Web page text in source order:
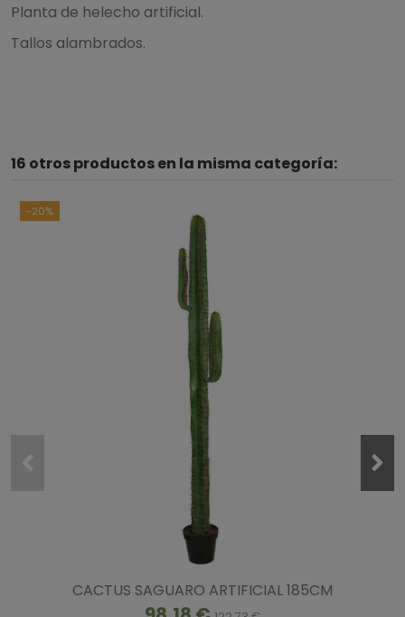
Planta de helecho artificial.
Tallos alambrados.
16 otros productos en la misma categoría:
-20%
CACTUS SAGUARO ARTIFICIAL 185CM